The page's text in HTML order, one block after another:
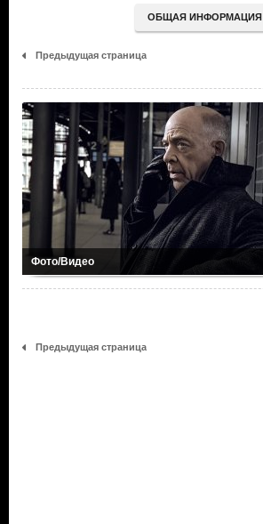
ОБЩАЯ ИНФОРМАЦИЯ
Предыдущая страница
Фото/Видео
Предыдущая страница